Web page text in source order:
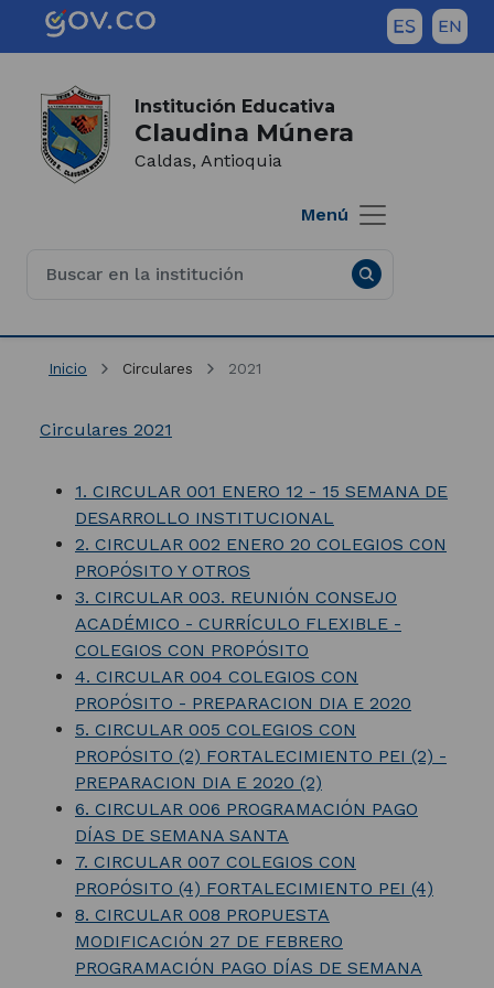
Saltar al contenido principal
(Este
abrirá
una
nueva
pestaña)
Institución Educativa
Claudina Múnera
Caldas, Antioquia
Menú
Inicio del contenido principal
Inicio Circulares 2021
Circulares 2021
1. CIRCULAR 001 ENERO 12 - 15 SEMANA DE
DESARROLLO INSTITUCIONAL
2. CIRCULAR 002 ENERO 20 COLEGIOS CON
PROPÓSITO Y OTROS
3. CIRCULAR 003. REUNIÓN CONSEJO
ACADÉMICO - CURRÍCULO FLEXIBLE -
COLEGIOS CON PROPÓSITO
4. CIRCULAR 004 COLEGIOS CON
PROPÓSITO - PREPARACION DIA E 2020
5. CIRCULAR 005 COLEGIOS CON
PROPÓSITO (2) FORTALECIMIENTO PEI (2) -
PREPARACION DIA E 2020 (2)
6. CIRCULAR 006 PROGRAMACIÓN PAGO
DÍAS DE SEMANA SANTA
7. CIRCULAR 007 COLEGIOS CON
PROPÓSITO (4) FORTALECIMIENTO PEI (4)
8. CIRCULAR 008 PROPUESTA
MODIFICACIÓN 27 DE FEBRERO
PROGRAMACIÓN PAGO DÍAS DE SEMANA